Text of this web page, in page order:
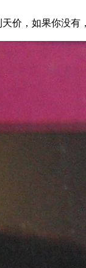
价，如果你没